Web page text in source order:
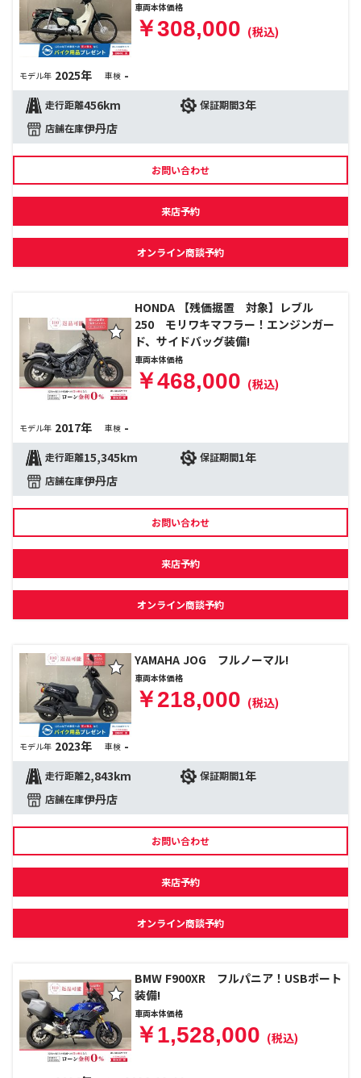
車両本体価格
￥308,000 (税込)
モデル年 2025年 車検 -
走行距離456km 保証期間3年
店舗在庫伊丹店
お問い合わせ
来店予約
オンライン商談予約
HONDA 【残価据置 対象】レブル
250 モリワキマフラー！エンジンガー
ド、サイドバッグ装備!
車両本体価格
￥468,000 (税込)
モデル年 2017年 車検 -
走行距離15,345km 保証期間1年
店舗在庫伊丹店
お問い合わせ
来店予約
オンライン商談予約
YAMAHA JOG フルノーマル!
車両本体価格
￥218,000 (税込)
モデル年 2023年 車検 -
走行距離2,843km 保証期間1年
店舗在庫伊丹店
お問い合わせ
来店予約
オンライン商談予約
BMW F900XR フルパニア！USBポート
装備!
車両本体価格
￥1,528,000 (税込)